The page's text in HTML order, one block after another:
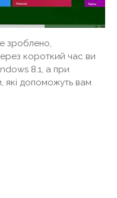
зроблено,
короткий час ви
8.1, а при
які допоможуть вам